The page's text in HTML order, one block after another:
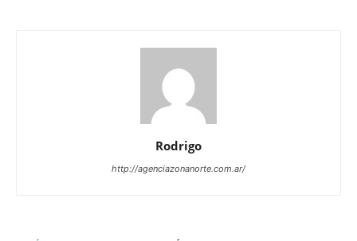
Rodrigo
http://agenciazonanorte.com.ar/